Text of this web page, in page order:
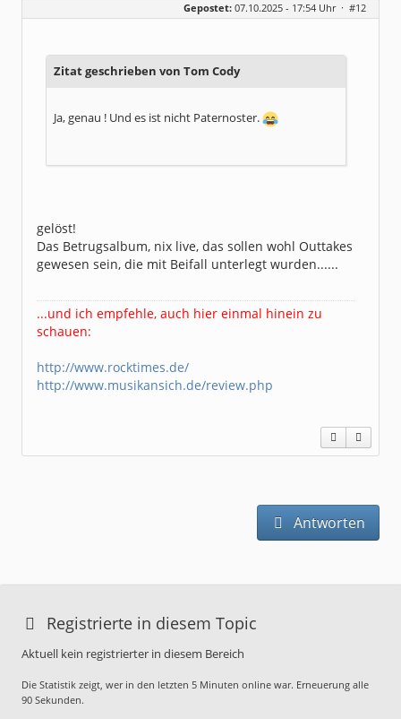
Hausgeburt (Ausgeburt?)
Beiträge:
48848
Gepostet: 07.10.2025 - 17:54 Uhr · #12
Zitat geschrieben von Tom Cody
Ja, genau ! Und es ist nicht Paternoster.
gelöst!
Das Betrugsalbum, nix live, das sollen wohl Outtakes
gewesen sein, die mit Beifall unterlegt wurden......
...und ich empfehle, auch hier einmal hinein zu
schauen:
http://www.rocktimes.de/
http://www.musikansich.de/review.php
Antworten
Registrierte in diesem Topic
Aktuell kein registrierter in diesem Bereich
Die Statistik zeigt, wer in den letzten 5 Minuten online war. Erneuerung alle
90 Sekunden.